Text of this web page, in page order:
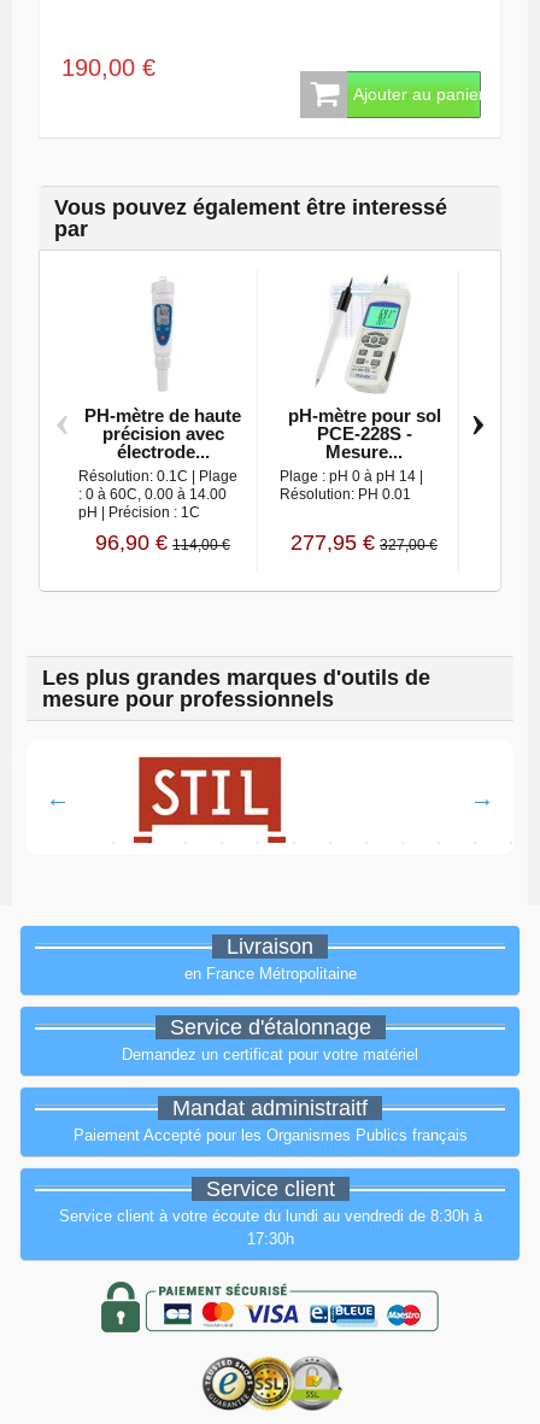
190,00 €
Ajouter au panier
Vous pouvez également être interessé
par
PH-mètre de haute
précision avec
électrode...
Résolution: 0.1C | Plage
: 0 à 60C, 0.00 à 14.00
pH | Précision : 1C
96,90 € 114,00 €
pH‑mètre pour sol
PCE‑228S -
Mesure...
Plage : pH 0 à pH 14 |
Résolution: PH 0.01
277,95 € 327,00 €
‹ ›
Les plus grandes marques d'outils de
mesure pour professionnels
Livraison
en France Métropolitaine
Service d'étalonnage
Demandez un certificat pour votre matériel
Mandat administraitf
Paiement Accepté pour les Organismes Publics français
Service client
Service client à votre écoute du lundi au vendredi de 8:30h à
17:30h